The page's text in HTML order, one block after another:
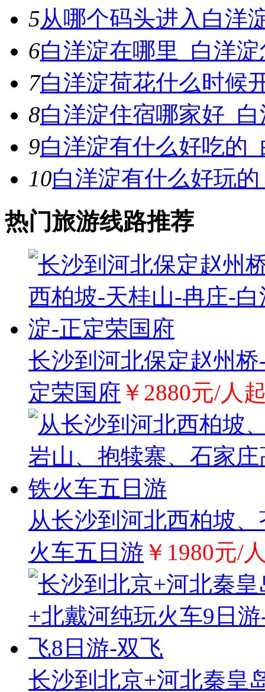
5从哪个码头进入白洋
6白洋淀在哪里_白洋
7白洋淀荷花什么时候
8白洋淀住宿哪家好_
9白洋淀有什么好吃的
10白洋淀有什么好玩
热门旅游线路推荐
长沙到河北保定赵州
定荣国府 ￥2880元/人
从长沙到河北西柏坡
火车五日游 ￥1980元/
长沙到北京+河北秦皇